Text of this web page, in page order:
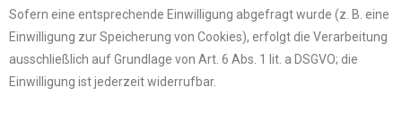
Sofern eine entsprechende Einwilligung abgefragt wurde (z. B. eine
Einwilligung zur Speicherung von Cookies), erfolgt die Verarbeitung
ausschließlich auf Grundlage von Art. 6 Abs. 1 lit. a DSGVO; die
Einwilligung ist jederzeit widerrufbar.